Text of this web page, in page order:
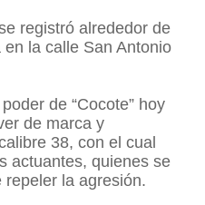
registró alrededor de
la calle San Antonio
de “Cocote” hoy
de marca y
38, con el cual
actuantes, quienes se
la agresión.